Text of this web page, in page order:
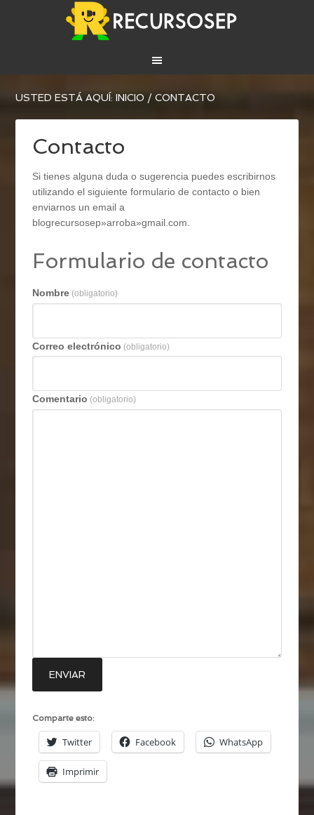
USTED ESTÁ AQUÍ:INICIO / CONTACTO
Contacto
Si tienes alguna duda o sugerencia puedes escribirnos
utilizando el siguiente formulario de contacto o bien
enviarnos un email a
blogrecursosep»arroba»gmail.com.
Formulario de contacto
Nombre (obligatorio)
Correo electrónico (obligatorio)
Comentario (obligatorio)
ENVIAR
Comparte esto:
Twitter Facebook WhatsApp
Imprimir